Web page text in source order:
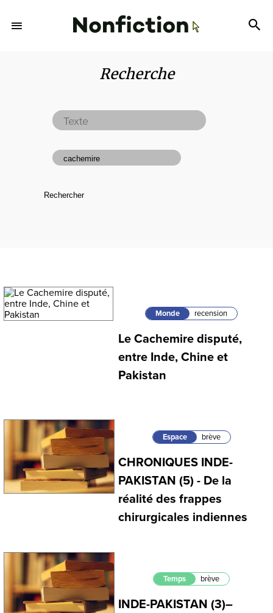
Recherche
Monde recension
Le Cachemire disputé,
entre Inde, Chine et
Pakistan
Espace brève
CHRONIQUES INDE-
PAKISTAN (5) - De la
réalité des frappes
chirurgicales indiennes
Temps brève
INDE-PAKISTAN (3)–